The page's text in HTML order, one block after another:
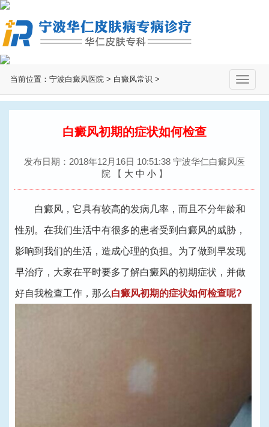
当前位置： 宁波白癜风医院 > 白癜风常识 >
切
换
白癜风初期的症状如何检查
发布日期：2018年12月16日 10:51:38 宁波华仁白癜风医
院
【 大 中 小 】
白癜风，它具有较高的发病几率，而且不分年龄和
性别。在我们生活中有很多的患者受到白癜风的威胁，
影响到我们的生活，造成心理的负担。为了做到早发现
早治疗，大家在平时要多了解白癜风的初期症状，并做
好自我检查工作，那么白癜风初期的症状如何检查呢?